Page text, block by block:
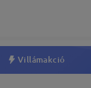
Villámakció